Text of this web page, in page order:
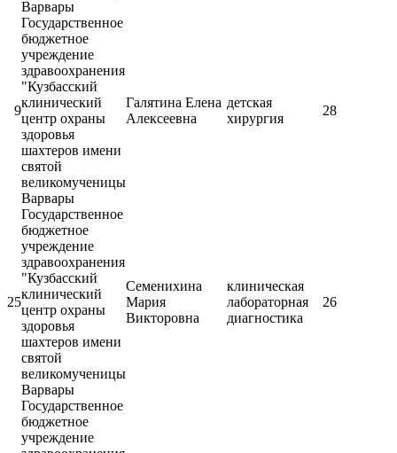
Варвары
9
Государственное
бюджетное
учреждение
здравоохранения
"Кузбасский
клинический
центр охраны
здоровья
шахтеров имени
святой
великомученицы
Варвары
Галятина Елена
Алексеевна
детская
хирургия
28
25
Государственное
бюджетное
учреждение
здравоохранения
"Кузбасский
клинический
центр охраны
здоровья
шахтеров имени
святой
великомученицы
Варвары
Семенихина
Мария
Викторовна
клиническая
лабораторная
диагностика
26
Государственное
бюджетное
учреждение